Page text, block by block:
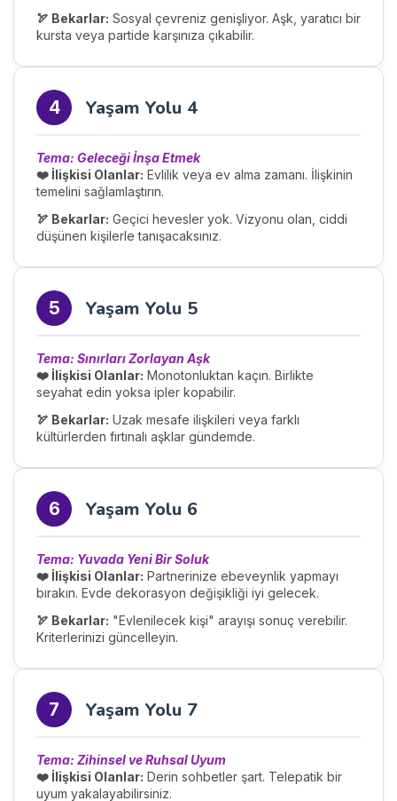
🏹 Bekarlar: Sosyal çevreniz genişliyor. Aşk, yaratıcı bir
kursta veya partide karşınıza çıkabilir.
4 Yaşam Yolu 4
Tema: Geleceği İnşa Etmek
❤️ İlişkisi Olanlar: Evlilik veya ev alma zamanı. İlişkinin
temelini sağlamlaştırın.
🏹 Bekarlar: Geçici hevesler yok. Vizyonu olan, ciddi
düşünen kişilerle tanışacaksınız.
5 Yaşam Yolu 5
Tema: Sınırları Zorlayan Aşk
❤️ İlişkisi Olanlar: Monotonluktan kaçın. Birlikte
seyahat edin yoksa ipler kopabilir.
🏹 Bekarlar: Uzak mesafe ilişkileri veya farklı
kültürlerden fırtınalı aşklar gündemde.
6 Yaşam Yolu 6
Tema: Yuvada Yeni Bir Soluk
❤️ İlişkisi Olanlar: Partnerinize ebeveynlik yapmayı
bırakın. Evde dekorasyon değişikliği iyi gelecek.
🏹 Bekarlar: "Evlenilecek kişi" arayışı sonuç verebilir.
Kriterlerinizi güncelleyin.
7 Yaşam Yolu 7
Tema: Zihinsel ve Ruhsal Uyum
❤️ İlişkisi Olanlar: Derin sohbetler şart. Telepatik bir
uyum yakalayabilirsiniz.